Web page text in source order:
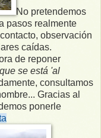
No pretendemos
pasos realmente
observación
caídas.
de reponer
se está 'al
consultamos
Gracias al
ponerle